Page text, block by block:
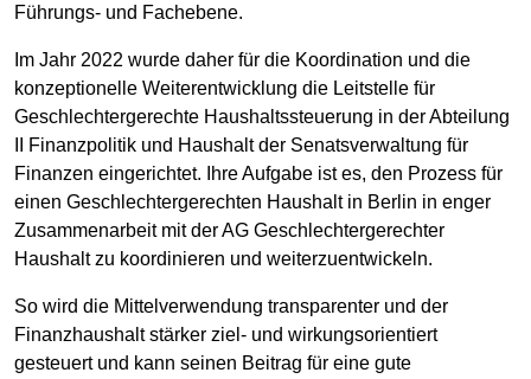
Führungs- und Fachebene.
Im Jahr 2022 wurde daher für die Koordination und die
konzeptionelle Weiterentwicklung die Leitstelle für
Geschlechtergerechte Haushaltssteuerung in der Abteilung
II Finanzpolitik und Haushalt der Senatsverwaltung für
Finanzen eingerichtet. Ihre Aufgabe ist es, den Prozess für
einen Geschlechtergerechten Haushalt in Berlin in enger
Zusammenarbeit mit der AG Geschlechtergerechter
Haushalt zu koordinieren und weiterzuentwickeln.
So wird die Mittelverwendung transparenter und der
Finanzhaushalt stärker ziel- und wirkungsorientiert
gesteuert und kann seinen Beitrag für eine gute